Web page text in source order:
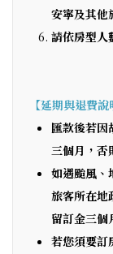
安寧及其他
請依房型人
【延期與退費說
匯款後若因
三個月，否
如遇颱風、
旅客所在地
留訂金三個
若您須要訂